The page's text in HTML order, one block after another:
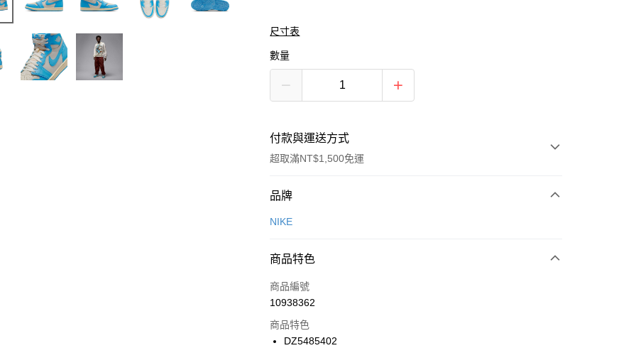
尺寸表
數量
付款與運送方式
超取滿NT$1,500免運
付款方式
信用卡一次付款
合作金庫商業銀行
華南商業銀行
上海商業儲蓄銀行
國泰世華商業銀行
LINE Pay
Apple Pay
品牌
NIKE
商品特色
商品編號
10938362
商品特色
DZ5485402